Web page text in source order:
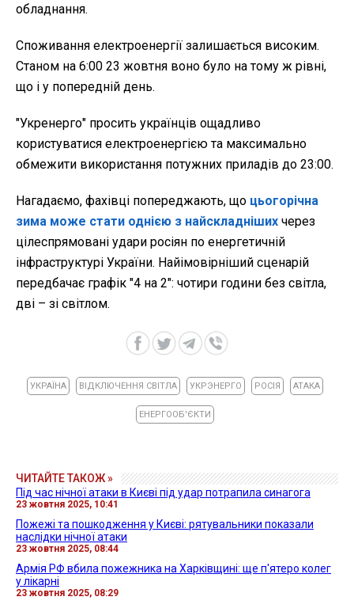
обладнання.
Споживання електроенергії залишається високим.
Станом на 6:00 23 жовтня воно було на тому ж рівні,
що і у попередній день.
"Укренерго" просить українців ощадливо
користуватися електроенергією та максимально
обмежити використання потужних приладів до 23:00.
Нагадаємо, фахівці попереджають, що цьогорічна
зима може стати однією з найскладніших через
цілеспрямовані удари росіян по енергетичній
інфраструктурі України. Найімовірніший сценарій
передбачає графік "4 на 2": чотири години без світла,
дві – зі світлом.
УКРАЇНА ВІДКЛЮЧЕННЯ СВІТЛА УКРЭНЕРГО РОСІЯ АТАКА
ЕНЕРГООБ'ЄКТИ
ЧИТАЙТЕ ТАКОЖ »
Під час нічної атаки в Києві під удар потрапила синагога
23 жовтня 2025, 10:41
Пожежі та пошкодження у Києві: рятувальники показали
наслідки нічної атаки
23 жовтня 2025, 08:44
Армія РФ вбила пожежника на Харківщині: ще п'ятеро колег
у лікарні
23 жовтня 2025, 08:29